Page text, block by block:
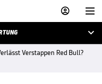



Verstappen Red Bull?